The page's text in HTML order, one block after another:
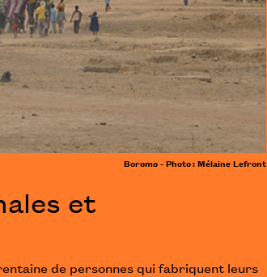
Boromo - Photo : Mélaine Lefront
et
de personnes qui fabriquent leurs